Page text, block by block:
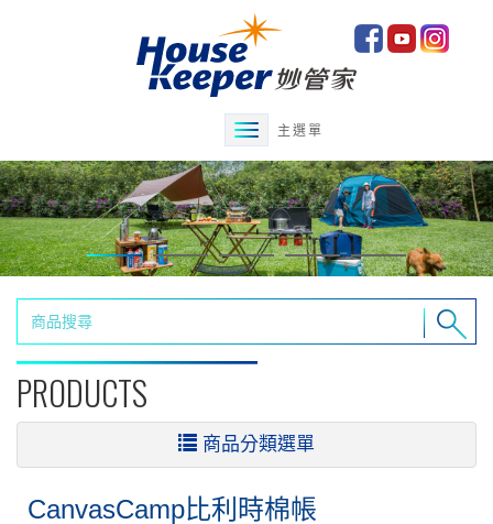
主選單
PRODUCTS
商品分類選單
CanvasCamp比利時棉帳